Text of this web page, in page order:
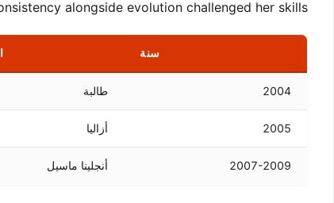
alongside evolution challenged her skills.
سنة
2004 طالبة
2005 أزاليا
2007-2009 أنجلينا ماسيل